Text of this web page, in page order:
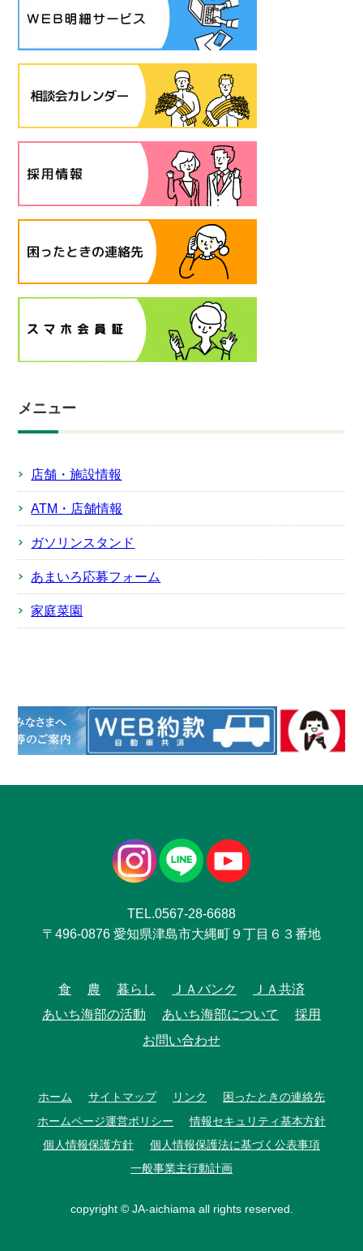
メニュー
店舗・施設情報
ATM・店舗情報
ガソリンスタンド
あまいろ応募フォーム
家庭菜園
TEL.0567-28-6688
〒496-0876 愛知県津島市大縄町９丁目６３番地
食 農 暮らし ＪＡバンク
ＪＡ共済
あいち海部の活動
あいち海部について
採用
お問い合わせ
ホーム サイトマップ リンク
困ったときの連絡先
ホームページ運営ポリシー
情報セキュリティ基本方針
個人情報保護方針
個人情報保護法に基づく公表事項
一般事業主行動計画
copyright © JA-aichiama all rights reserved.